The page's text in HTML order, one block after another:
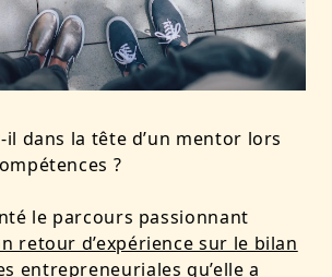
il dans la tête d’un mentor lors
?
le parcours passionnant
retour d’expérience sur le bilan
entrepreneuriales qu’elle a